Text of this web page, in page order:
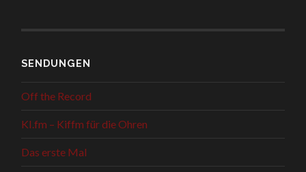
SENDUNGEN
Off the Record
KI.fm – Kiffm für die Ohren
Das erste Mal